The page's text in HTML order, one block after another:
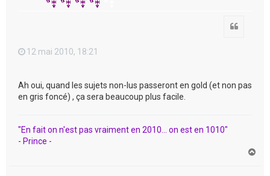
12 mai 2010, 18:21
Ah oui, quand les sujets non-lus passeront en gold (et non pas
en gris foncé) , ça sera beaucoup plus facile.
"En fait on n'est pas vraiment en 2010... on est en 1010"
- Prince -